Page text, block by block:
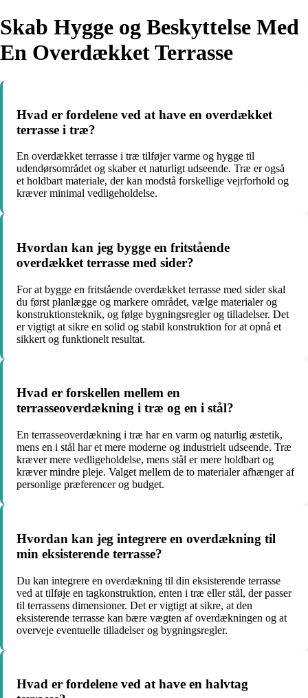
Skab Hygge og Beskyttelse Med
En Overdækket Terrasse
Hvad er fordelene ved at have en overdækket
terrasse i træ?
En overdækket terrasse i træ tilføjer varme og hygge til
udendørsområdet og skaber et naturligt udseende. Træ er også
et holdbart materiale, der kan modstå forskellige vejrforhold og
kræver minimal vedligeholdelse.
Hvordan kan jeg bygge en fritstående
overdækket terrasse med sider?
For at bygge en fritstående overdækket terrasse med sider skal
du først planlægge og markere området, vælge materialer og
konstruktionsteknik, og følge bygningsregler og tilladelser. Det
er vigtigt at sikre en solid og stabil konstruktion for at opnå et
sikkert og funktionelt resultat.
Hvad er forskellen mellem en
terrasseoverdækning i træ og en i stål?
En terrasseoverdækning i træ har en varm og naturlig æstetik,
mens en i stål har et mere moderne og industrielt udseende. Træ
kræver mere vedligeholdelse, mens stål er mere holdbart og
kræver mindre pleje. Valget mellem de to materialer afhænger af
personlige præferencer og budget.
Hvordan kan jeg integrere en overdækning til
min eksisterende terrasse?
Du kan integrere en overdækning til din eksisterende terrasse
ved at tilføje en tagkonstruktion, enten i træ eller stål, der passer
til terrassens dimensioner. Det er vigtigt at sikre, at den
eksisterende terrasse kan bære vægten af ​​overdækningen og at
overveje eventuelle tilladelser og bygningsregler.
Hvad er fordelene ved at have en halvtag